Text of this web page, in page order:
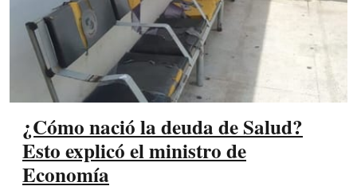
¿Cómo nació la deuda de Salud?
Esto explicó el ministro de
Economía